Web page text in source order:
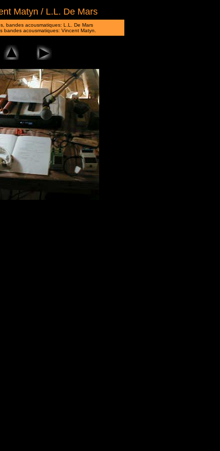
Matyn / L.L. De Mars
bandes acousmatiques: L.L. De Mars
bandes acousmatiques: Vincent Matyn.